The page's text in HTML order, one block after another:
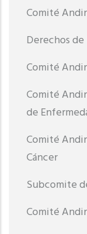
Comité
Derechos
Comité
Comité
de
Comité
Cáncer
Subcomite
Comité